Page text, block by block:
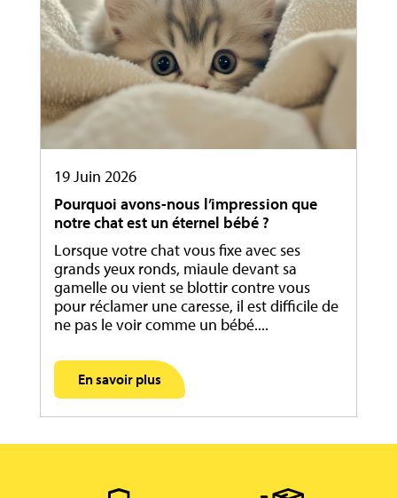
19 Juin 2026
Pourquoi avons-nous l’impression que
notre chat est un éternel bébé ?
Lorsque votre chat vous fixe avec ses
grands yeux ronds, miaule devant sa
gamelle ou vient se blottir contre vous
pour réclamer une caresse, il est difficile de
ne pas le voir comme un bébé....
En savoir plus